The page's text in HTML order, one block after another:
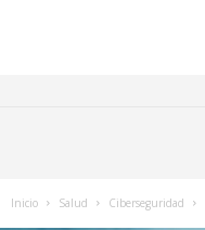
Inicio Salud Ciberseguridad